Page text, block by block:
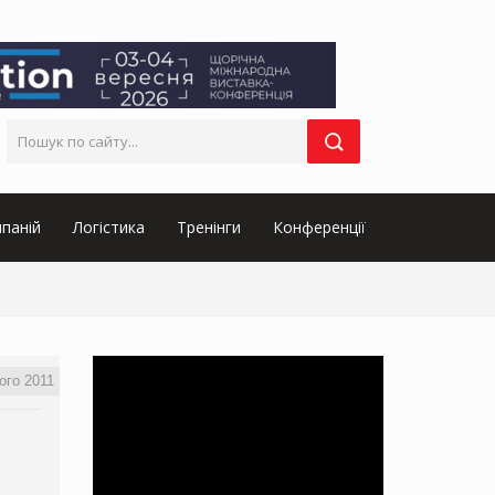
Логістика Тренінги Конференції
2011